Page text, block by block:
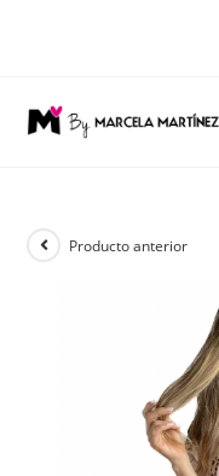
Producto anterior